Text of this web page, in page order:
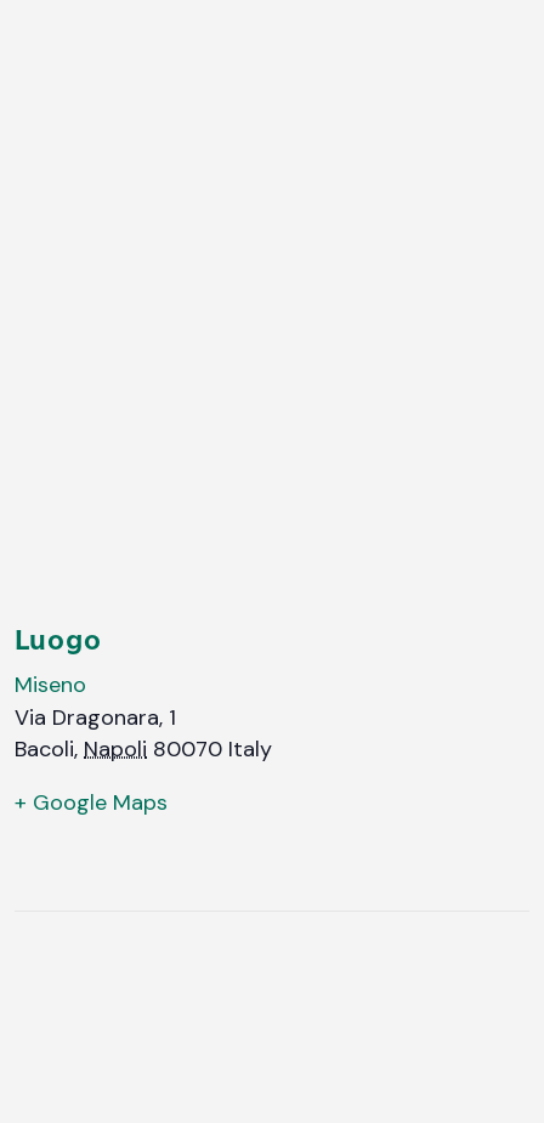
Luogo
Miseno
Via Dragonara, 1
Bacoli, Napoli 80070 Italy
+ Google Maps